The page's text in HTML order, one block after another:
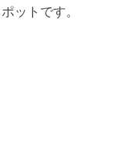
ットです。